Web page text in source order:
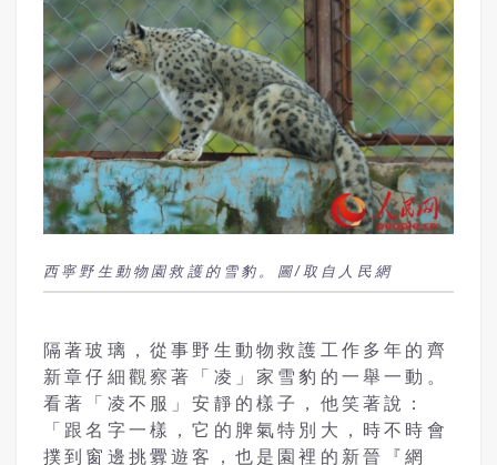
西寧野生動物園救護的雪豹。圖/取自人民網
隔著玻璃，從事野生動物救護工作多年的齊
新章仔細觀察著「凌」家雪豹的一舉一動。
看著「凌不服」安靜的樣子，他笑著說：
「跟名字一樣，它的脾氣特別大，時不時會
撲到窗邊挑釁遊客，也是園裡的新晉『網